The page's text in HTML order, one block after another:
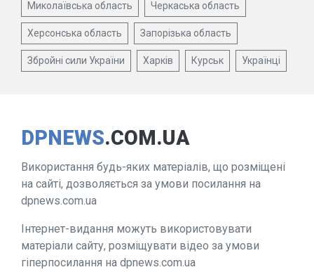
Миколаївська область Черкаська область
Херсонська область Запорізька область
Збройні сили України Харків Курськ Українці
DPNEWS.COM.UA
Використання будь-яких матеріалів, що розміщені
на сайті, дозволяється за умови посилання на
dpnews.com.ua
Інтернет-видання можуть використовувати
матеріали сайту, розміщувати відео за умови
гіперпосилання на dpnews.com.ua